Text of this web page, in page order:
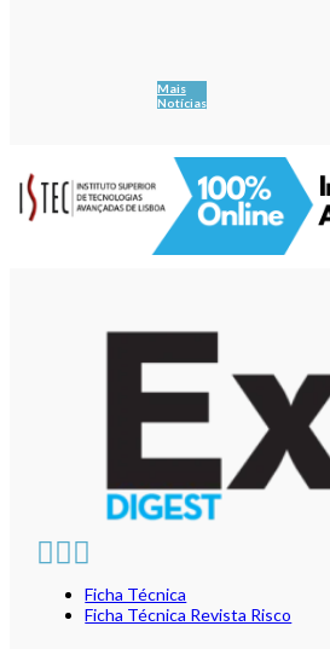
Mais
Notícias
Ficha Técnica
Ficha Técnica Revista Risco